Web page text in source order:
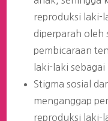
reproduksi laki-
diperparah oleh
pembicaraan
laki-laki
Stigma sosial
menganggap
reproduksi laki-